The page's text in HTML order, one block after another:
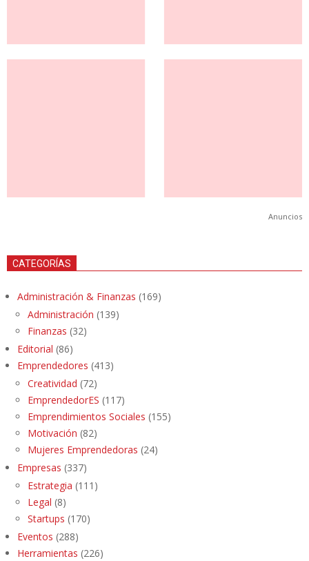
Anuncios
CATEGORÍAS
Administración & Finanzas (169)
Administración (139)
Finanzas (32)
Editorial (86)
Emprendedores (413)
Creatividad (72)
EmprendedorES (117)
Emprendimientos Sociales (155)
Motivación (82)
Mujeres Emprendedoras (24)
Empresas (337)
Estrategia (111)
Legal (8)
Startups (170)
Eventos (288)
Herramientas (226)